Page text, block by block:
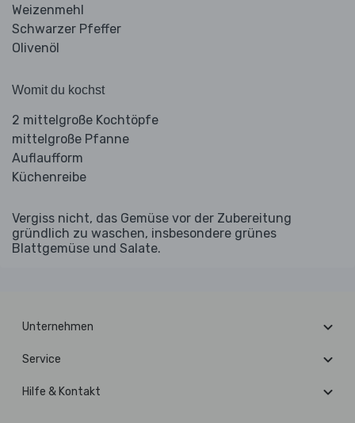
Weizenmehl
Schwarzer Pfeffer
Olivenöl
Womit du kochst
2 mittelgroße Kochtöpfe
mittelgroße Pfanne
Auflaufform
Küchenreibe
Vergiss nicht, das Gemüse vor der Zubereitung
gründlich zu waschen, insbesondere grünes
Blattgemüse und Salate.
Unternehmen
Service
Hilfe & Kontakt